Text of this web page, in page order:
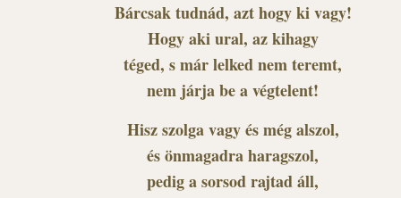
Bárcsak tudnád, azt hogy ki vagy!
Hogy aki ural, az kihagy
téged, s már lelked nem teremt,
nem járja be a végtelent!
Hisz szolga vagy és még alszol,
és önmagadra haragszol,
pedig a sorsod rajtad áll,